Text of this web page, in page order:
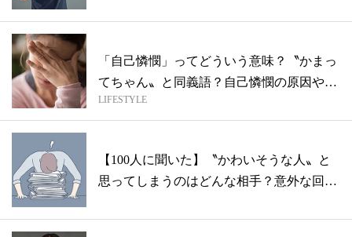
「自己憐憫」ってどういう意味？〝かまっ
てちゃん〟と同義語？自己憐憫の原因や心
理も...
LIFESTYLE
【100人に聞いた】〝かわいそうな人〟と
思ってしまうのはどんな相手？意外な回答